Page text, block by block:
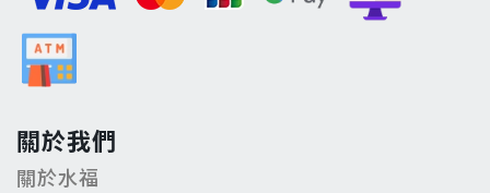
關於我們
關於水福